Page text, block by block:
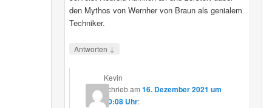
den Mythos von Wernher von Braun als genialem
Techniker.
Antworten ↓
Kevin
schriebam16. Dezember 2021 um
20:08 Uhr: